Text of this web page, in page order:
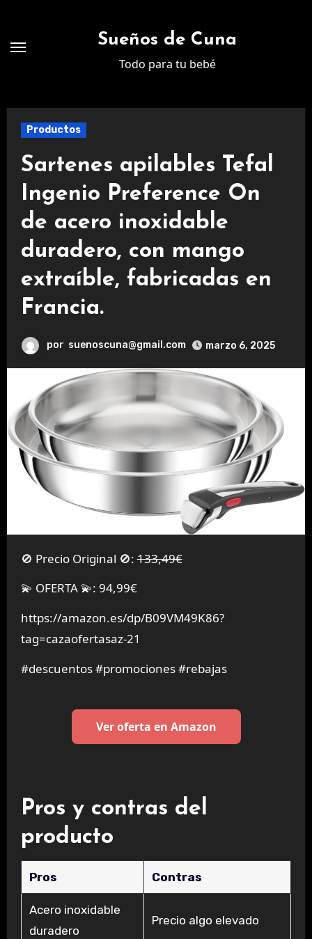
contenido
Sueños de Cuna
Todo para tu bebé
Productos
Sartenes apilables Tefal
Ingenio Preference On
de acero inoxidable
duradero, con mango
extraíble, fabricadas en
Francia.
por suenoscuna@gmail.com marzo 6, 2025
🚫 Precio Original 🚫:133,49€
💫 OFERTA 💫: 94,99€
https://amazon.es/dp/B09VM49K86?
tag=cazaofertasaz-21
#descuentos #promociones #rebajas
Ver oferta en Amazon
Pros y contras del
producto
Pros Contras
Acero inoxidable
duradero
Precio algo elevado